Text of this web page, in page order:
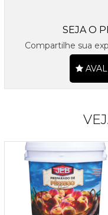
SEJA O
Compartilhe sua